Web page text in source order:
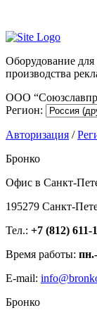
Оборудование
производства
ООО
Регион:
Авторизация /
Бронко
Офис в Санкт-
195279 Санкт-
Тел.: +7 (812) 611-
Время работы:
E-mail:
Бронко